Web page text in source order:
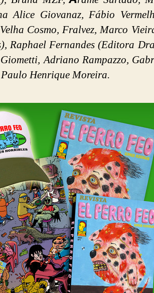
Alice Giovanaz, Fábio
Cosmo, Fralvez, Marco
Raphael Fernandes (Editora
Adriano Rampazzo,
Henrique Moreira.